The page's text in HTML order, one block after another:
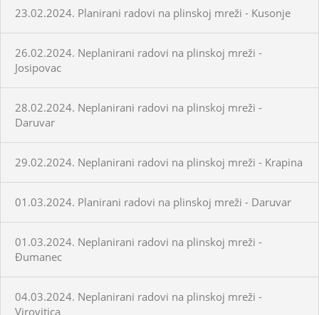
23.02.2024. Planirani radovi na plinskoj mreži - Kusonje
26.02.2024. Neplanirani radovi na plinskoj mreži -
Josipovac
28.02.2024. Neplanirani radovi na plinskoj mreži -
Daruvar
29.02.2024. Neplanirani radovi na plinskoj mreži - Krapina
01.03.2024. Planirani radovi na plinskoj mreži - Daruvar
01.03.2024. Neplanirani radovi na plinskoj mreži -
Đumanec
04.03.2024. Neplanirani radovi na plinskoj mreži -
Virovitica